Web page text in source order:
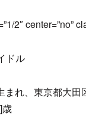
2″ center=”no”
ドル
まれ、東京都大田
歳